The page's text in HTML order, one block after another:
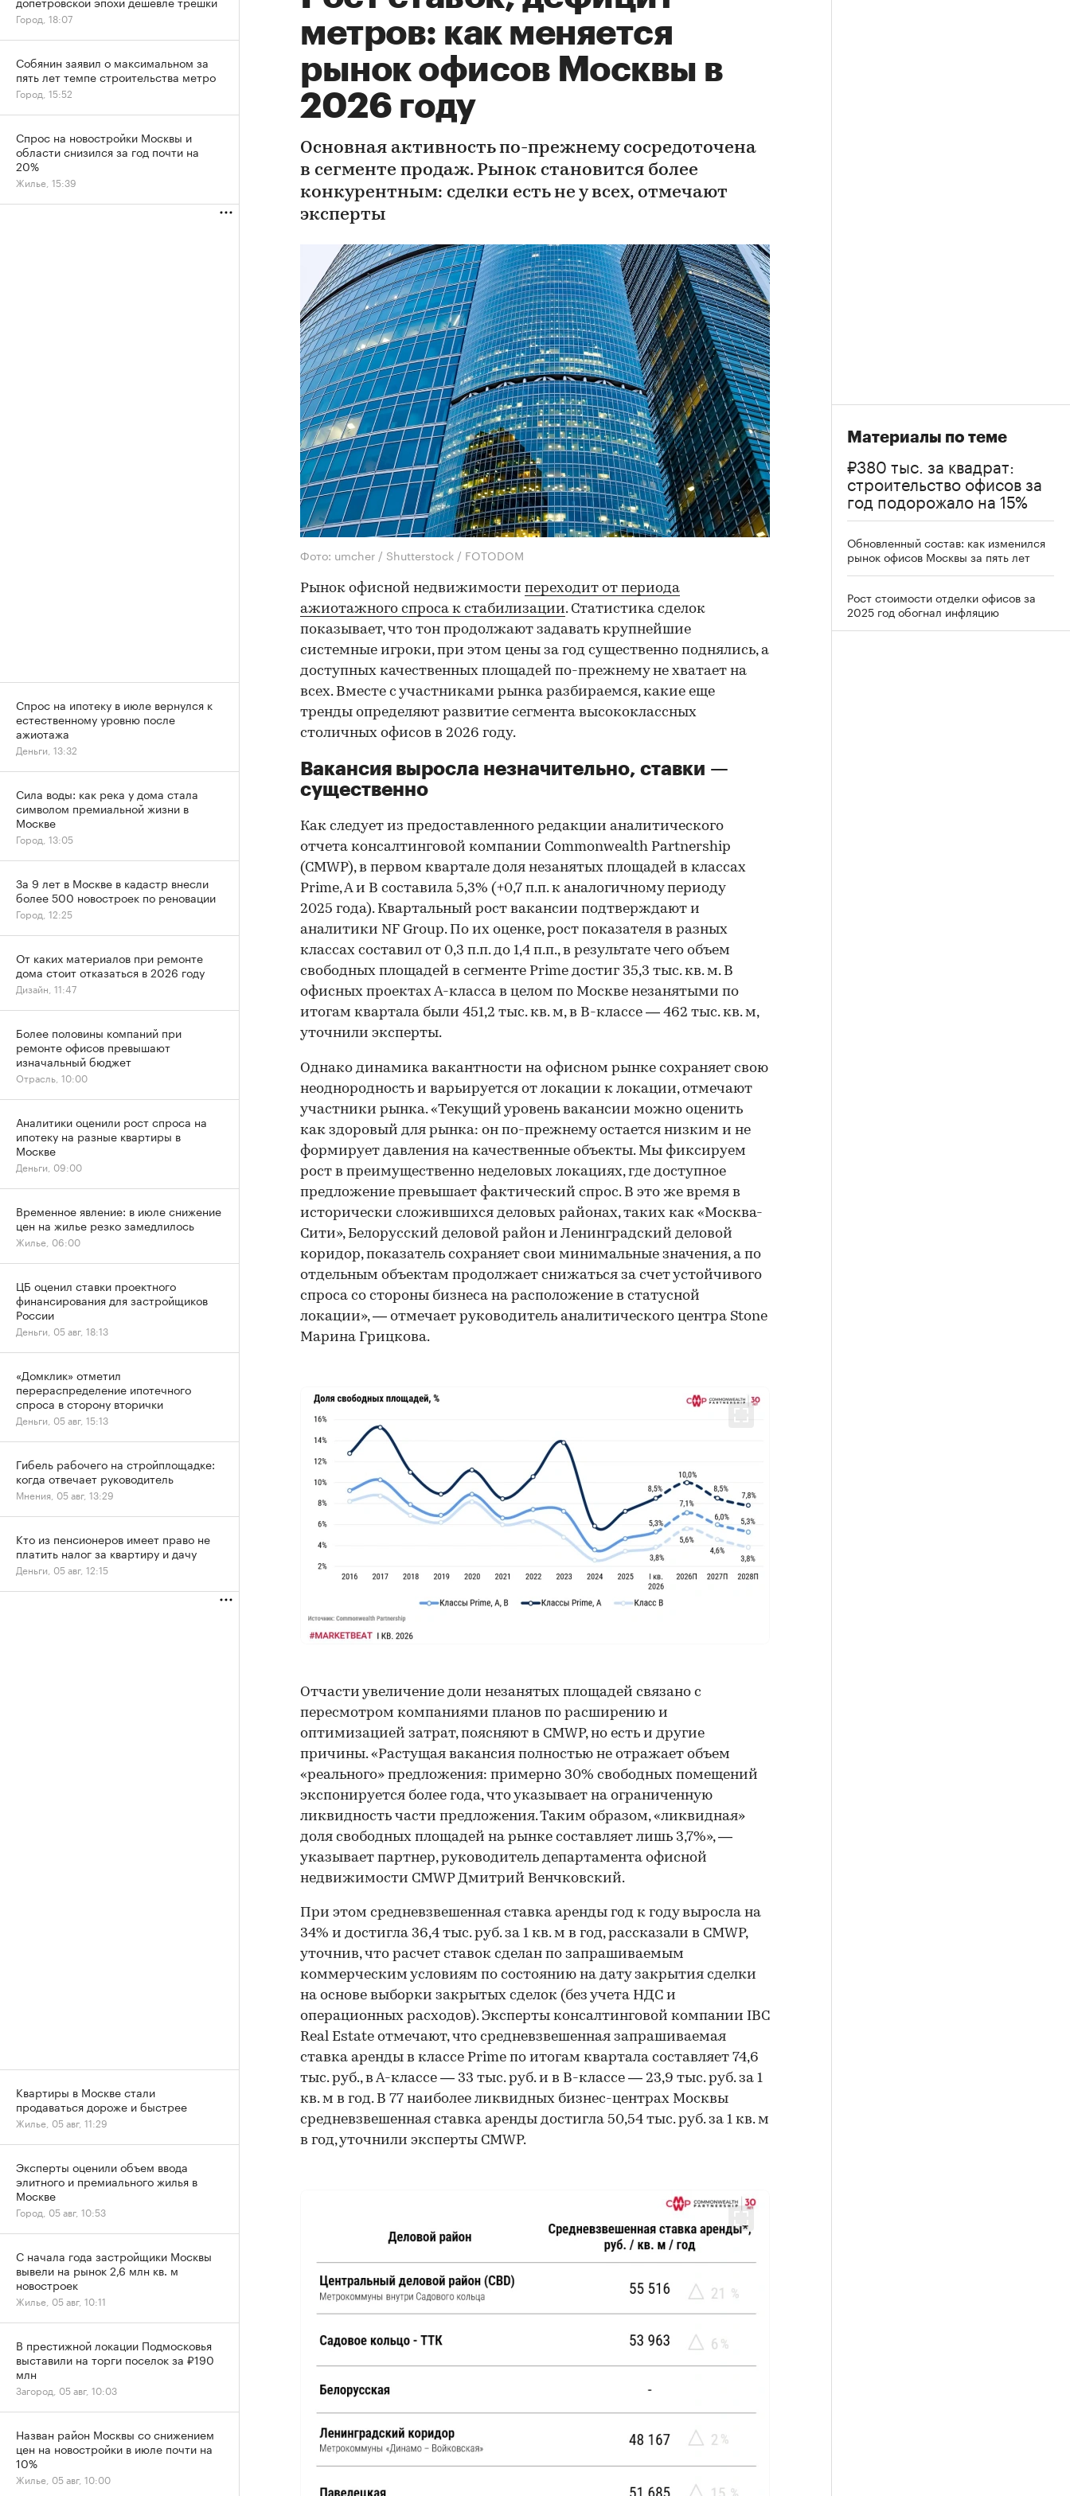
метров: как меняется
рынок офисов Москвы в
2026 году
Основная активность по-прежнему сосредоточена
в сегменте продаж. Рынок становится более
конкурентным: сделки есть не у всех, отмечают
эксперты
Фото: umcher / Shutterstock / FOTODOM
Рынок офисной недвижимости переходит от периода
ажиотажного спроса к стабилизации. Статистика сделок
показывает, что тон продолжают задавать крупнейшие
системные игроки, при этом цены за год существенно поднялись, а
доступных качественных площадей по-прежнему не хватает на
всех. Вместе с участниками рынка разбираемся, какие еще
тренды определяют развитие сегмента высококлассных
столичных офисов в 2026 году.
Вакансия выросла незначительно, ставки —
существенно
Как следует из предоставленного редакции аналитического
отчета консалтинговой компании Commonwealth Partnership
(CMWP), в первом квартале доля незанятых площадей в классах
Prime, A и B составила 5,3% (+0,7 п.п. к аналогичному периоду
2025 года). Квартальный рост вакансии подтверждают и
аналитики NF Group. По их оценке, рост показателя в разных
классах составил от 0,3 п.п. до 1,4 п.п., в результате чего объем
свободных площадей в сегменте Prime достиг 35,3 тыс. кв. м. В
офисных проектах А-класса в целом по Москве незанятыми по
итогам квартала были 451,2 тыс. кв. м, в В-классе — 462 тыс. кв. м,
уточнили эксперты.
00:00 / 00:00
Однако динамика вакантности на офисном рынке сохраняет свою
неоднородность и варьируется от локации к локации, отмечают
участники рынка. «Текущий уровень вакансии можно оценить
как здоровый для рынка: он по-прежнему остается низким и не
формирует давления на качественные объекты. Мы фиксируем
рост в преимущественно неделовых локациях, где доступное
предложение превышает фактический спрос. В это же время в
исторически сложившихся деловых районах, таких как «Москва-
Сити», Белорусский деловой район и Ленинградский деловой
коридор, показатель сохраняет свои минимальные значения, а по
отдельным объектам продолжает снижаться за счет устойчивого
спроса со стороны бизнеса на расположение в статусной
локации», — отмечает руководитель аналитического центра Stone
Марина Грицкова.
Отчасти увеличение доли незанятых площадей связано с
пересмотром компаниями планов по расширению и
оптимизацией затрат, поясняют в CMWP, но есть и другие
причины. «Растущая вакансия полностью не отражает объем
«реального» предложения: примерно 30% свободных помещений
экспонируется более года, что указывает на ограниченную
ликвидность части предложения. Таким образом, «ликвидная»
доля свободных площадей на рынке составляет лишь 3,7%», —
указывает партнер, руководитель департамента офисной
недвижимости CMWP Дмитрий Венчковский.
При этом средневзвешенная ставка аренды год к году выросла на
34% и достигла 36,4 тыс. руб. за 1 кв. м в год, рассказали в CMWP,
уточнив, что расчет ставок сделан по запрашиваемым
коммерческим условиям по состоянию на дату закрытия сделки
на основе выборки закрытых сделок (без учета НДС и
операционных расходов). Эксперты консалтинговой компании IBC
Real Estate отмечают, что средневзвешенная запрашиваемая
ставка аренды в классе Prime по итогам квартала составляет 74,6
тыс. руб., в А-классе — 33 тыс. руб. и в В-классе — 23,9 тыс. руб. за 1
кв. м в год. В 77 наиболее ликвидных бизнес-центрах Москвы
средневзвешенная ставка аренды достигла 50,54 тыс. руб. за 1 кв. м
в год, уточнили эксперты CMWP.
Материалы по теме
₽380 тыс. за квадрат:
строительство офисов за
год подорожало на 15%
Обновленный состав: как изменился
рынок офисов Москвы за пять лет
Рост стоимости отделки офисов за
2025 год обогнал инфляцию
Город, 18:07
Собянин заявил о максимальном за
пять лет темпе строительства метро
Город, 15:52
Спрос на новостройки Москвы и
области снизился за год почти на
20%
Жилье, 15:39
Спрос на ипотеку в июле вернулся к
естественному уровню после
ажиотажа
Деньги, 13:32
Сила воды: как река у дома стала
символом премиальной жизни в
Москве
Город, 13:05
За 9 лет в Москве в кадастр внесли
более 500 новостроек по реновации
Город, 12:25
От каких материалов при ремонте
дома стоит отказаться в 2026 году
Дизайн, 11:47
Более половины компаний при
ремонте офисов превышают
изначальный бюджет
Отрасль, 10:00
Аналитики оценили рост спроса на
ипотеку на разные квартиры в
Москве
Деньги, 09:00
Временное явление: в июле снижение
цен на жилье резко замедлилось
Жилье, 06:00
ЦБ оценил ставки проектного
финансирования для застройщиков
России
Деньги, 05 авг, 18:13
«Домклик» отметил
перераспределение ипотечного
спроса в сторону вторички
Деньги, 05 авг, 15:13
Гибель рабочего на стройплощадке:
когда отвечает руководитель
Мнения, 05 авг, 13:29
Кто из пенсионеров имеет право не
платить налог за квартиру и дачу
Деньги, 05 авг, 12:15
Квартиры в Москве стали
продаваться дороже и быстрее
Жилье, 05 авг, 11:29
Эксперты оценили объем ввода
элитного и премиального жилья в
Москве
Город, 05 авг, 10:53
С начала года застройщики Москвы
вывели на рынок 2,6 млн кв. м
новостроек
Жилье, 05 авг, 10:11
В престижной локации Подмосковья
выставили на торги поселок за ₽190
млн
Загород, 05 авг, 10:03
Назван район Москвы со снижением
цен на новостройки в июле почти на
10%
Жилье, 05 авг, 10:00